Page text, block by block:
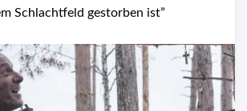
Schlachtfeld gestorben ist”